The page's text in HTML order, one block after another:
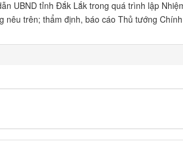
UBND tỉnh Đắk Lắk trong quá trình lập
nêu trên; thẩm định, báo cáo Thủ tướng